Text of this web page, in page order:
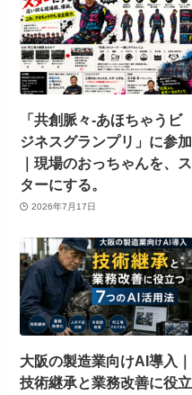
「共創脈々-あほちゃうビ
ジネスグランプリ」に参加
｜現場のおっちゃんを、ス
ターにする。
2026年7月17日
大阪の製造業向けAI導入｜
技術継承と業務改善に役立